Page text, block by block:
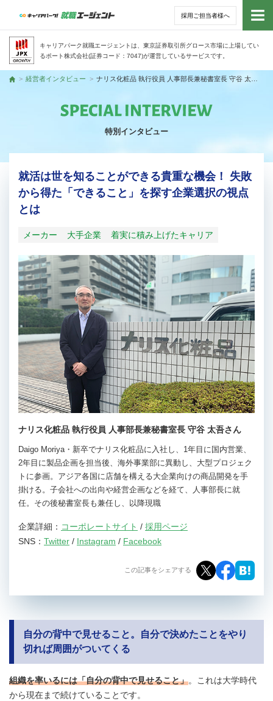
採用ご担当者様へ
キャリアパーク就職エージェントは、東京証券取引所グロース市場に上場してい
るポート株式会社(証券コード：7047)が運営しているサービスです。
トッ
トップ
経営者インタビュー
特別インタビュー
就活は世を知ることができる貴重な機会！ 失敗
から得た「できること」を探す企業選択の視点
とは
メーカー 大手企業 着実に積み上げたキャリア
ナリス化粧品 執行役員 人事部長兼秘書室長 守谷 太吾さん
Daigo Moriya・新卒でナリス化粧品に入社し、1年目に国内営業、
2年目に製品企画を担当後、海外事業部に異動し、大型プロジェク
トに参画。アジア各国に店舗を構える大企業向けの商品開発を手
掛ける。子会社への出向や経営企画などを経て、人事部長に就
任。その後秘書室長も兼任し、以降現職
企業詳細： コーポレートサイト / 採用ページ
SNS： Twitter / Instagram / Facebook
この記事をシェアする
自分の背中で見せること。自分で決めたことをやり
切れば周囲がついてくる
組織を率いるには「自分の背中で見せること」。これは大学時代
から現在まで続けていることです。